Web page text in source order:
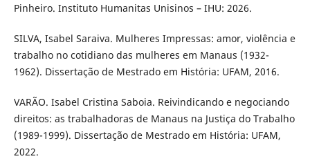
Pinheiro. Instituto Humanitas Unisinos – IHU: 2026.
SILVA, Isabel Saraiva. Mulheres Impressas: amor, violência e
trabalho no cotidiano das mulheres em Manaus (1932-
1962). Dissertação de Mestrado em História: UFAM, 2016.
VARÃO. Isabel Cristina Saboia. Reivindicando e negociando
direitos: as trabalhadoras de Manaus na Justiça do Trabalho
(1989-1999). Dissertação de Mestrado em História: UFAM,
2022.